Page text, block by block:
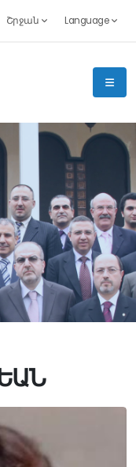
Շրջան Language